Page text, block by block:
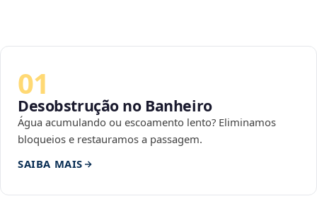
01
Desobstrução no Banheiro
Água acumulando ou escoamento lento? Eliminamos
bloqueios e restauramos a passagem.
SAIBA MAIS